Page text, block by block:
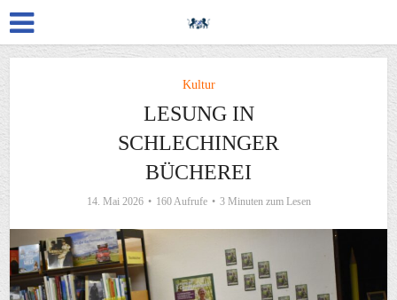
Kultur
LESUNG IN
SCHLECHINGER
BÜCHEREI
14. Mai 2026 160 Aufrufe 3 Minuten zum Lesen